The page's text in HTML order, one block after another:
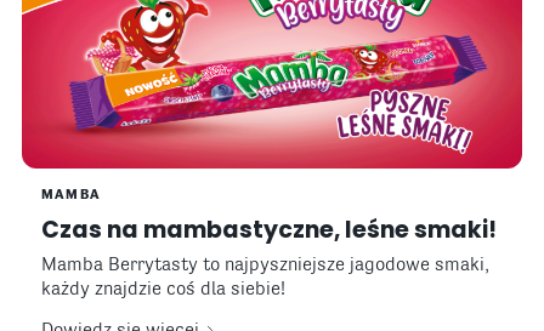
MAMBA
Czas na mambastyczne, leśne smaki!
Mamba Berrytasty to najpyszniejsze jagodowe smaki,
każdy znajdzie coś dla siebie!